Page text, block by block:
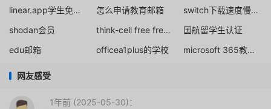
linear.app学生免费1年
怎么申请教育邮箱
switch下载速度慢解决办法
shodan会员
think-cell free free staff license
国航留学生认证
edu邮箱
officea1plus的学校 microsoft 365教育全局管理员
网友感受
1年前 (2025-05-30)：